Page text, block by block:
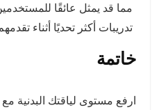
مما قد يمثل عائقًا
تدريبات أكثر تحديًا أثناء
خاتمة
ارفع مستوى لياقتك البدنية